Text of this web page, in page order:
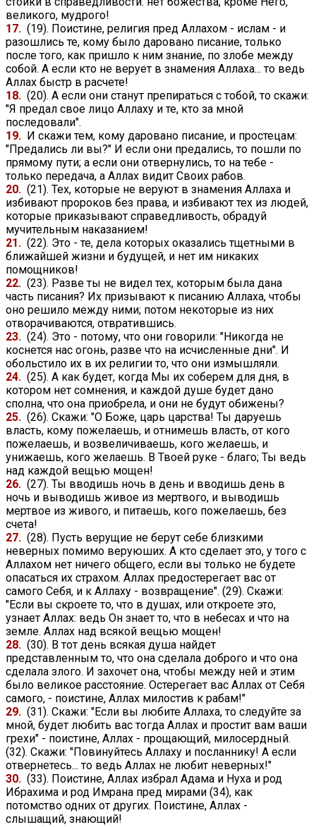
великого, мудрого!
17. (19). Поистине, религия пред Аллахом - ислам - и
разошлись те, кому было даровано писание, только
после того, как пришло к ним знание, по злобе между
собой. А если кто не верует в знамения Аллаха... то ведь
Аллах быстр в расчете!
18. (20). А если они станут препираться с тобой, то скажи:
"Я предал свое лицо Аллаху и те, кто за мной
последовали".
19. И скажи тем, кому даровано писание, и простецам:
"Предались ли вы?" И если они предались, то пошли по
прямому пути; а если они отвернулись, то на тебе -
только передача, а Аллах видит Своих рабов.
20. (21). Тех, которые не веруют в знамения Аллаха и
избивают пророков без права, и избивают тех из людей,
которые приказывают справедливость, обрадуй
мучительным наказанием!
21. (22). Это - те, дела которых оказались тщетными в
ближайшей жизни и будущей, и нет им никаких
помощников!
22. (23). Разве ты не видел тех, которым была дана
часть писания? Их призывают к писанию Аллаха, чтобы
оно решило между ними; потом некоторые из них
отворачиваются, отвратившись.
23. (24). Это - потому, что они говорили: "Никогда не
коснется нас огонь, разве что на исчисленные дни". И
обольстило их в их религии то, что они измышляли.
24. (25). А как будет, когда Мы их соберем для дня, в
котором нет сомнения, и каждой душе будет дано
сполна, что она приобрела, и они не будут обижены?
25. (26). Скажи: "О Боже, царь царства! Ты даруешь
власть, кому пожелаешь, и отнимешь власть, от кого
пожелаешь, и возвеличиваешь, кого желаешь, и
унижаешь, кого желаешь. В Твоей руке - благо; Ты ведь
над каждой вещью мощен!
26. (27). Ты вводишь ночь в день и вводишь день в
ночь и выводишь живое из мертвого, и выводишь
мертвое из живого, и питаешь, кого пожелаешь, без
счета!
27. (28). Пусть верущие не берут себе близкими
неверных помимо веруюших. А кто сделает это, у того с
Аллахом нет ничего общего, если вы только не будете
опасаться их страхом. Аллах предостерегает вас от
самого Себя, и к Аллаху - возвращение". (29). Скажи:
"Если вы скроете то, что в душах, или откроете это,
узнает Аллах: ведь Он знает то, что в небесах и что на
земле. Аллах над всякой вещью мощен!
28. (30). В тот день всякая душа найдет
представленным то, что она сделала доброго и что она
сделала злого. И захочет она, чтобы между ней и этим
было великое расстояние. Остерегает вас Аллах от Себя
самого, - поистине, Аллах милостив к рабам!"
29. (31). Скажи: "Если вы любите Аллаха, то следуйте за
мной, будет любить вас тогда Аллах и простит вам ваши
грехи" - поистине, Аллах - прощающий, милосердный.
(32). Скажи: "Повинуйтесь Аллаху и посланнику! А если
отвернетесь... то ведь Аллах не любит неверных!"
30. (33). Поистине, Аллах избрал Адама и Нуха и род
Ибрахима и род Имрана пред мирами (34), как
потомство одних от других. Поистине, Аллах -
слышащий, знающий!